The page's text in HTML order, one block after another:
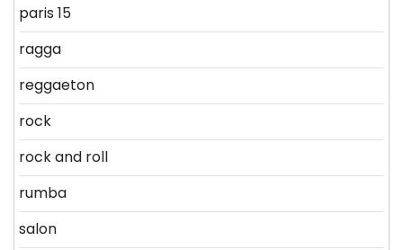
paris 15
ragga
reggaeton
rock
rock and roll
rumba
salon